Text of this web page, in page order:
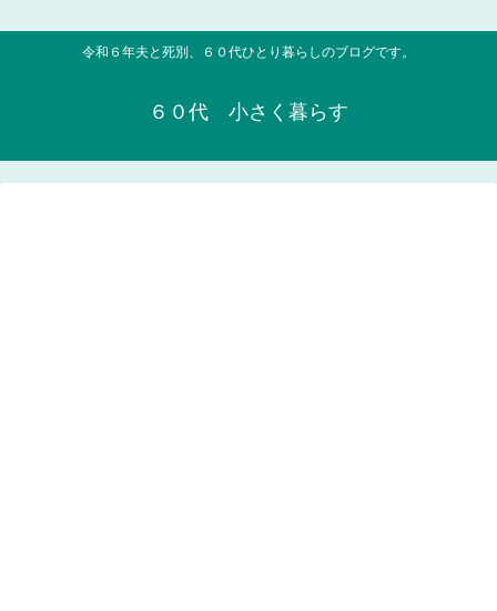
令和６年夫と死別、６０代ひとり暮らしのブログです。
６０代 小さく暮らす